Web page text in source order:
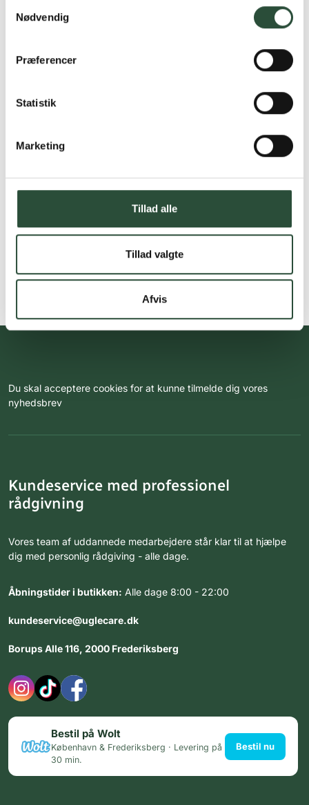
Nødvendig
Præferencer
Statistik
Marketing
Tillad alle
Tillad valgte
Afvis
Du skal acceptere cookies for at kunne tilmelde dig vores
nyhedsbrev
Kundeservice med professionel
rådgivning
Vores team af uddannede medarbejdere står klar til at hjælpe
dig med personlig rådgiving - alle dage.
Åbningstider i butikken: Alle dage 8:00 - 22:00
kundeservice@uglecare.dk
Borups Alle 116, 2000 Frederiksberg
Bestil på Wolt
København & Frederiksberg · Levering på
30 min.
Bestil nu